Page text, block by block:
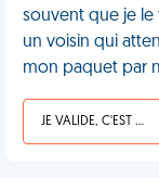
souvent que je le
un voisin qui
mon paquet par
JE VALIDE, C'EST UNE VDM